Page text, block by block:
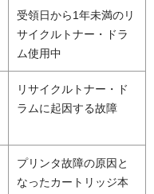
受領日から1年未満のリ
サイクルトナー・ドラ
ム使用中
リサイクルトナー・ド
ラムに起因する故障
プリンタ故障の原因と
なったカートリッジ本